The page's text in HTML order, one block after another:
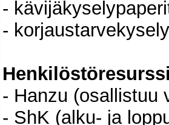
-
-
- Hanzu (osallistuu
- ShK (alku- ja